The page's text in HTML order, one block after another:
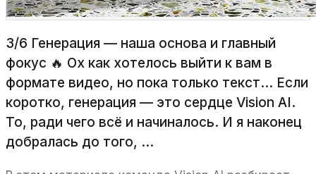
3/6 Генерация — наша основа и главный
фокус 🔥 Ох как хотелось выйти к вам в
формате видео, но пока только текст... Если
коротко, генерация — это сердце Vision AI.
То, ради чего всё и начиналось. И я наконец
добралась до того, ...